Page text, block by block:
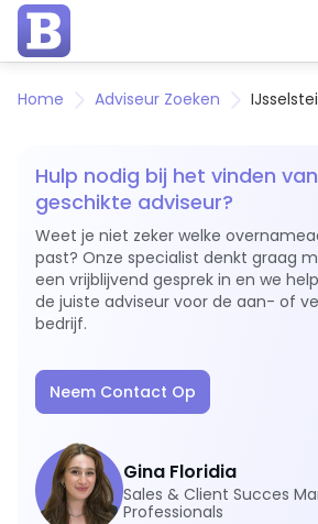
Home Adviseur Zoeken
Hulp nodig bij het vinden
geschikte adviseur?
Weet je niet zeker welke
past? Onze specialist denkt graag
een vrijblijvend gesprek in en we
de juiste adviseur voor de aan- of
bedrijf.
Neem Contact Op
Gina Floridia
Sales & Client Succes
Professionals